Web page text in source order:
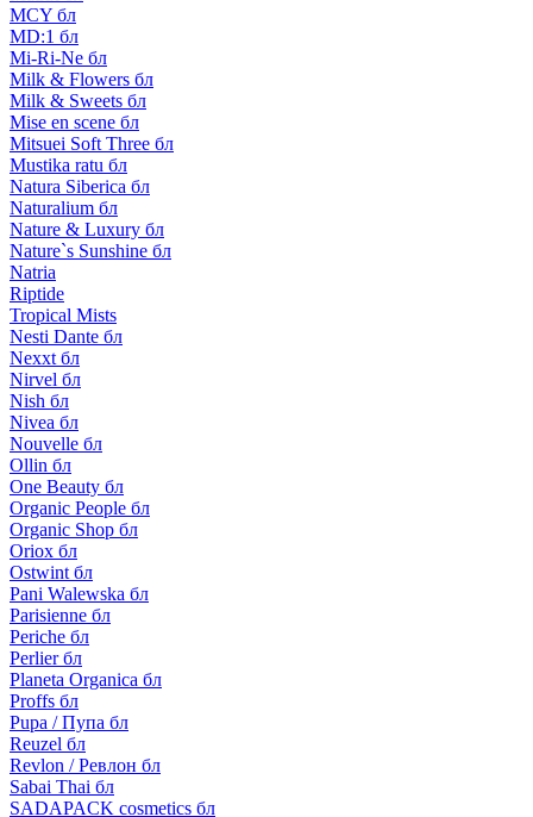
MCY бл
MD:1 бл
Mi-Ri-Ne бл
Milk & Flowers бл
Milk & Sweets бл
Mise en scene бл
Mitsuei Soft Three бл
Mustika ratu бл
Natura Siberica бл
Naturalium бл
Nature & Luxury бл
Nature`s Sunshine бл
Natria
Riptide
Tropical Mists
Nesti Dante бл
Nexxt бл
Nirvel бл
Nish бл
Nivea бл
Nouvelle бл
Ollin бл
One Beauty бл
Organic People бл
Organic Shop бл
Oriox бл
Ostwint бл
Pani Walewska бл
Parisienne бл
Periche бл
Perlier бл
Planeta Organica бл
Proffs бл
Pupa / Пупа бл
Reuzel бл
Revlon / Ревлон бл
Sabai Thai бл
SADAPACK cosmetics бл